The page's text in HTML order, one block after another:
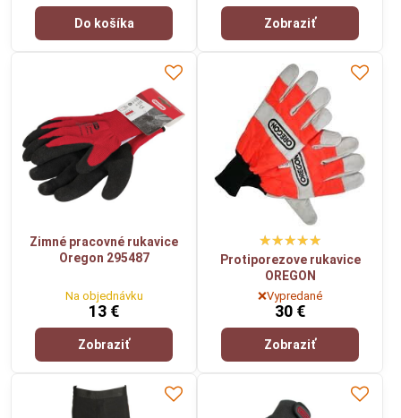
Do košíka Zobraziť
Zimné pracovné rukavice
Oregon 295487
Na objednávku
13 €
Zobraziť
Protiporezove rukavice
OREGON
❌Vypredané
30 €
Zobraziť